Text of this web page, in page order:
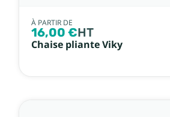
À PARTIR DE
16,00 €HT
Chaise pliante Viky